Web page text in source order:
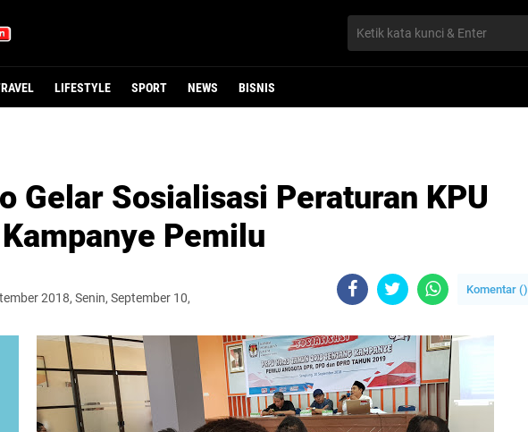
LIFESTYLE SPORT NEWS BISNIS
Gelar Sosialisasi Peraturan KPU
Pemilu
2018, Senin, September 10,
Komentar ()